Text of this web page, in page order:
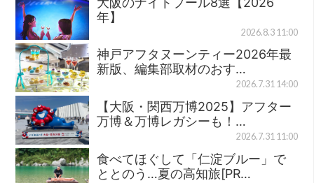
年】
2026.8.3 11:00
神戸アフタヌーンティー2026年最
新版、編集部取材のおす…
2026.7.31 14:00
【大阪・関西万博2025】アフター
万博＆万博レガシーも！…
2026.7.31 11:00
食べてほぐして「仁淀ブルー」で
ととのう…夏の高知旅[PR…